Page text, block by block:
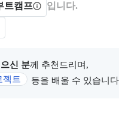
트캠프 입니다.
신 분께 추천드리며,
젝트 등을 배울 수 있습니
관하는 회사의 정보를 카